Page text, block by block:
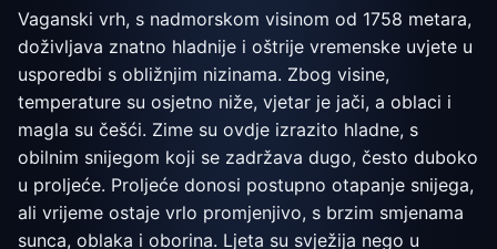
Vaganski vrh, s nadmorskom visinom od 1758 metara,
doživljava znatno hladnije i oštrije vremenske uvjete u
usporedbi s obližnjim nizinama. Zbog visine,
temperature su osjetno niže, vjetar je jači, a oblaci i
magla su češći. Zime su ovdje izrazito hladne, s
obilnim snijegom koji se zadržava dugo, često duboko
u proljeće. Proljeće donosi postupno otapanje snijega,
ali vrijeme ostaje vrlo promjenjivo, s brzim smjenama
sunca, oblaka i oborina. Ljeta su svježija nego u